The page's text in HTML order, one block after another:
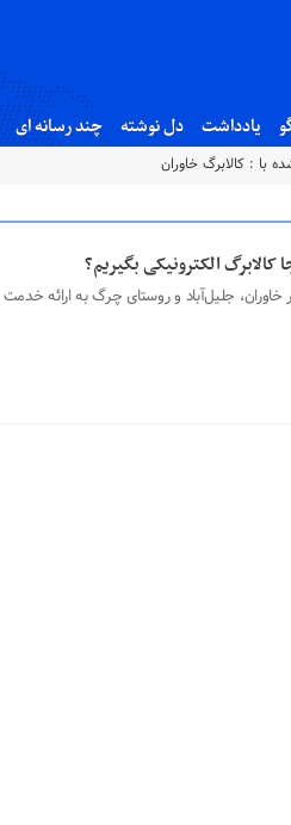
یادداشت دل نوشته چند رسانه ای
با : کالابرگ خاوران
کالابرگ الکترونیکی بگیریم؟
خاوران، جلیل‌آباد و روستای چرگ به ارائه خدمت